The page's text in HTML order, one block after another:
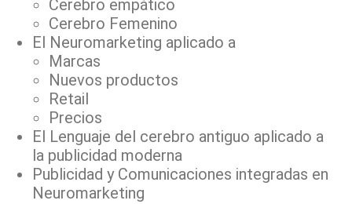
Cerebro empático
Cerebro Femenino
El Neuromarketing aplicado a
Marcas
Nuevos productos
Retail
Precios
El Lenguaje del cerebro antiguo aplicado a
la publicidad moderna
Publicidad y Comunicaciones integradas en
Neuromarketing